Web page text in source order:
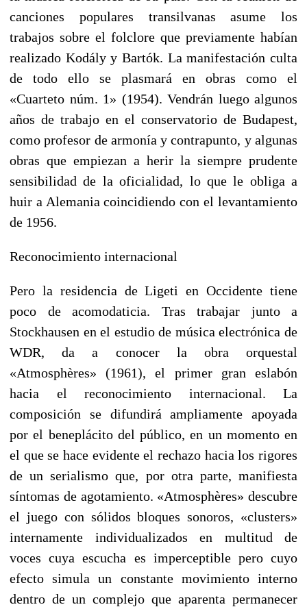
canciones populares transilvanas asume los
trabajos sobre el folclore que previamente habían
realizado Kodály y Bartók. La manifestación culta
de todo ello se plasmará en obras como el
«Cuarteto núm. 1» (1954). Vendrán luego algunos
años de trabajo en el conservatorio de Budapest,
como profesor de armonía y contrapunto, y algunas
obras que empiezan a herir la siempre prudente
sensibilidad de la oficialidad, lo que le obliga a
huir a Alemania coincidiendo con el levantamiento
de 1956.
Reconocimiento internacional
Pero la residencia de Ligeti en Occidente tiene
poco de acomodaticia. Tras trabajar junto a
Stockhausen en el estudio de música electrónica de
WDR, da a conocer la obra orquestal
«Atmosphères» (1961), el primer gran eslabón
hacia el reconocimiento internacional. La
composición se difundirá ampliamente apoyada
por el beneplácito del público, en un momento en
el que se hace evidente el rechazo hacia los rigores
de un serialismo que, por otra parte, manifiesta
síntomas de agotamiento. «Atmosphères» descubre
el juego con sólidos bloques sonoros, «clusters»
internamente individualizados en multitud de
voces cuya escucha es imperceptible pero cuyo
efecto simula un constante movimiento interno
dentro de un complejo que aparenta permanecer